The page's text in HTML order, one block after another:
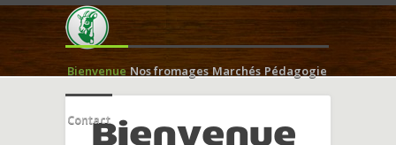
Bienvenue Nos fromages Marchés Pédagogie
ContactBienvenue